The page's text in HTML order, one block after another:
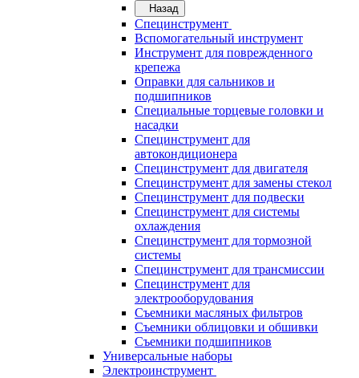
Назад
Специнструмент
Вспомогательный инструмент
Инструмент для поврежденного
крепежа
Оправки для сальников и
подшипников
Специальные торцевые головки и
насадки
Специнструмент для
автокондиционера
Специнструмент для двигателя
Специнструмент для замены стекол
Специнструмент для подвески
Специнструмент для системы
охлаждения
Специнструмент для тормозной
системы
Специнструмент для трансмиссии
Специнструмент для
электрооборудования
Съемники масляных фильтров
Съемники облицовки и обшивки
Съемники подшипников
Универсальные наборы
Электроинструмент